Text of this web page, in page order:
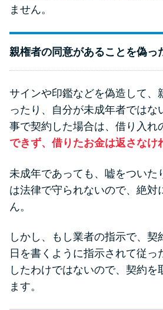
ません。
親権者の同意があることを偽っ
サインや印鑑などを偽造して、
ったり、自分が未成年者ではな
事で契約した場合は、借り入れ
できず、借りたお金は返さなけ
未成年であっても、嘘をついた
は法律で守られないので、絶対
ん。
しかし、もし業者の指示で、契
日を書くように指示されて従っ
したわけではないので、契約を
ます。